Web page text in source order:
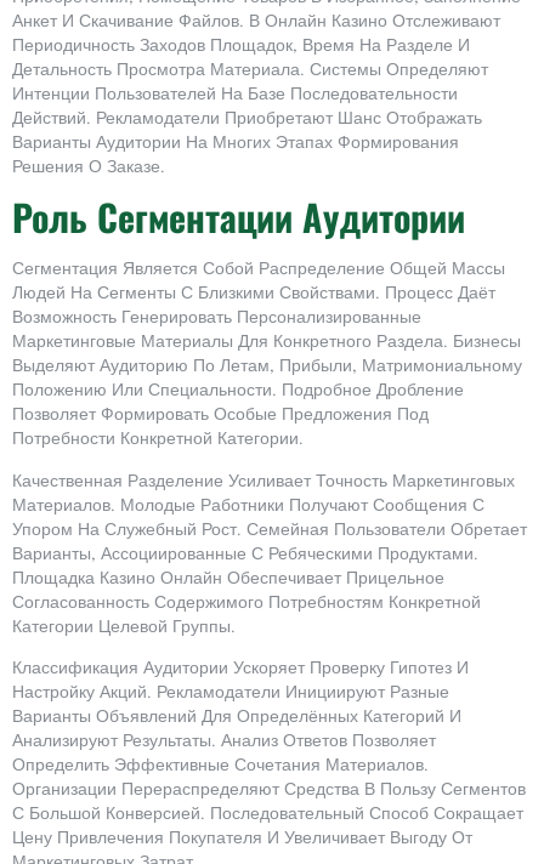
Анкет И Скачивание Файлов. В Онлайн Казино Отслеживают
Периодичность Заходов Площадок, Время На Разделе И
Детальность Просмотра Материала. Системы Определяют
Интенции Пользователей На Базе Последовательности
Действий. Рекламодатели Приобретают Шанс Отображать
Варианты Аудитории На Многих Этапах Формирования
Решения О Заказе.
Роль Сегментации Аудитории
Сегментация Является Собой Распределение Общей Массы
Людей На Сегменты С Близкими Свойствами. Процесс Даёт
Возможность Генерировать Персонализированные
Маркетинговые Материалы Для Конкретного Раздела. Бизнесы
Выделяют Аудиторию По Летам, Прибыли, Матримониальному
Положению Или Специальности. Подробное Дробление
Позволяет Формировать Особые Предложения Под
Потребности Конкретной Категории.
Качественная Разделение Усиливает Точность Маркетинговых
Материалов. Молодые Работники Получают Сообщения С
Упором На Служебный Рост. Семейная Пользователи Обретает
Варианты, Ассоциированные С Ребяческими Продуктами.
Площадка Казино Онлайн Обеспечивает Прицельное
Согласованность Содержимого Потребностям Конкретной
Категории Целевой Группы.
Классификация Аудитории Ускоряет Проверку Гипотез И
Настройку Акций. Рекламодатели Инициируют Разные
Варианты Объявлений Для Определённых Категорий И
Анализируют Результаты. Анализ Ответов Позволяет
Определить Эффективные Сочетания Материалов.
Организации Перераспределяют Средства В Пользу Сегментов
С Большой Конверсией. Последовательный Способ Сокращает
Цену Привлечения Покупателя И Увеличивает Выгоду От